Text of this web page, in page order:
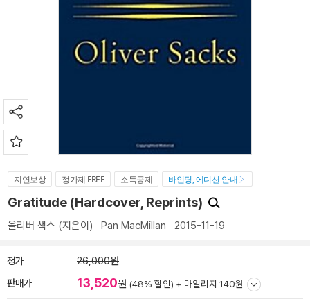
지연보상 정가제 FREE 소득공제 바인딩, 에디션 안내
Gratitude (Hardcover, Reprints)
올리버 색스 (지은이) Pan MacMillan 2015-11-19
정가 26,000원
판매가 13,520원 (48% 할인) + 마일리지 140원